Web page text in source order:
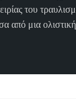
του
από μια